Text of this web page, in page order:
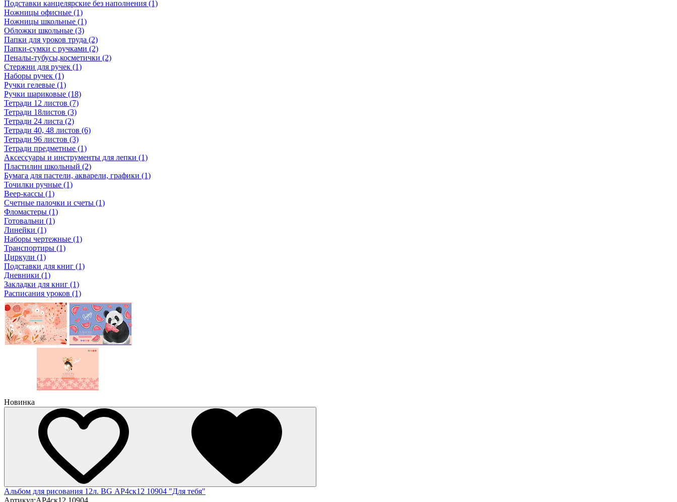
Подставки канцелярские без наполнения (1)
Ножницы офисные (1)
Ножницы школьные (1)
Обложки школьные (3)
Папки для уроков труда (2)
Папки-сумки с ручками (2)
Пеналы-тубусы,косметички (2)
Стержни для ручек (1)
Наборы ручек (1)
Ручки гелевые (1)
Ручки шариковые (18)
Тетради 12 листов (7)
Тетради 18листов (3)
Тетради 24 листа (2)
Тетради 40, 48 листов (6)
Тетради 96 листов (3)
Тетради предметные (1)
Аксессуары и инструменты для лепки (1)
Пластилин школьный (2)
Бумага для пастели, акварели, графики (1)
Точилки ручные (1)
Веер-кассы (1)
Счетные палочки и счеты (1)
Фломастеры (1)
Готовальни (1)
Линейки (1)
Наборы чертежные (1)
Транспортиры (1)
Циркули (1)
Подставки для книг (1)
Дневники (1)
Закладки для книг (1)
Расписания уроков (1)
Новинка
Альбом для рисования 12л. BG АР4ск12 10904 "Для тебя"